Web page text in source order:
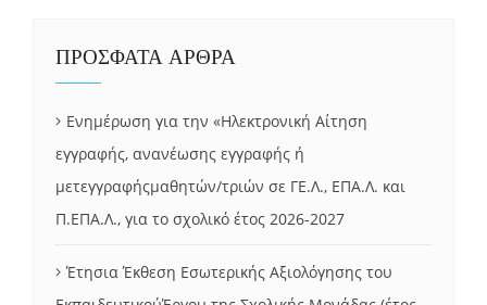
ΠΡΟΣΦΑΤΑ ΑΡΘΡΑ
Ενημέρωση για την «Ηλεκτρονική Αίτηση
εγγραφής, ανανέωσης εγγραφής ή
μετεγγραφήςμαθητών/τριών σε ΓΕ.Λ., ΕΠΑ.Λ. και
Π.ΕΠΑ.Λ., για το σχολικό έτος 2026-2027
Έτησια Έκθεση Εσωτερικής Αξιολόγησης του